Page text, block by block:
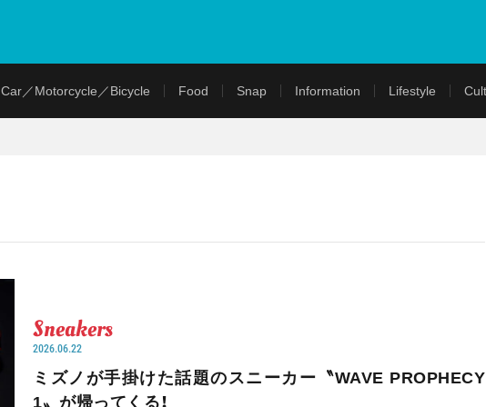
Car／Motorcycle／Bicycle Food Snap Information Lifestyle
Sneakers
2026.06.22
ミズノが手掛けた話題のスニーカー〝WAVE PROPHECY
1〟が帰ってくる！